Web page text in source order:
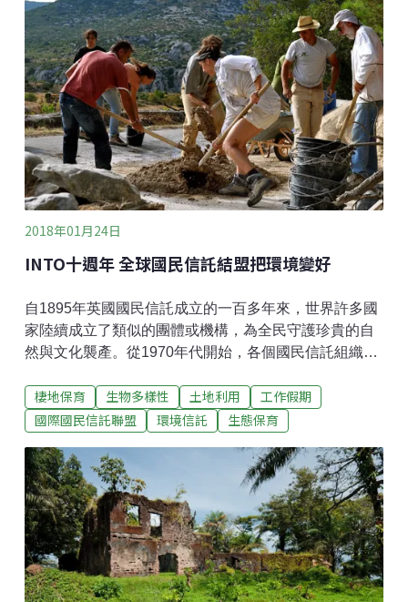
民信託則長期關注並動員支持者一起守護重要的文史資
產，並推動相關的法案。以下介紹英國國民信託組織近
年參與的兩項重大議題。反對水力壓裂開採頁岩油氣 水
力壓裂法（fracking）是近期開採頁岩油氣的興起開採方
式，可能伴隨著污染水源、引發地震、氣候變遷等疑
慮，成了新興的環境爭議議題。因為化石燃料對環境的
衝擊，英國國民信託組織目前明確反對在其信託土地上
運用水力壓裂開採天然氣，除非未來碳捕捉及封存技術
的發展能解決溫室氣體排放
2018年01月24日
INTO十週年 全球國民信託結盟把環境變好
自1895年英國國民信託成立的一百多年來，世界許多國
家陸續成立了類似的團體或機構，為全民守護珍貴的自
然與文化襲產。從1970年代開始，各個國民信託組織開
在華盛頓舉辦的第11屆國際國民信託大會上，與會團體
及代表們決定正式成立一個國際組織，串連及推動全球
舉行的第12屆大會上，國際國民信託組織（International
National Trusts Organisation, 以下簡稱INTO）正式成
立，之後也立案註冊，並於2008年初正式開始運作，此
10週年紀念之際，一起回顧INTO及其成員們在這10年間
的成長。向全世界種下國民信託的種子INTO的工作人
員，以及來自歷史較悠久的國民信託的成員們，一起幫
助有意願的國家成立國民信託組織，捷克、葡萄牙、喬
棲地保育 生物多樣性 土地利用
工作假期
國際國民信託聯盟
環境信託 生態保育